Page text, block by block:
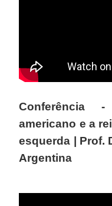
Conferência
americano e a
esquerda | Prof.
Argentina